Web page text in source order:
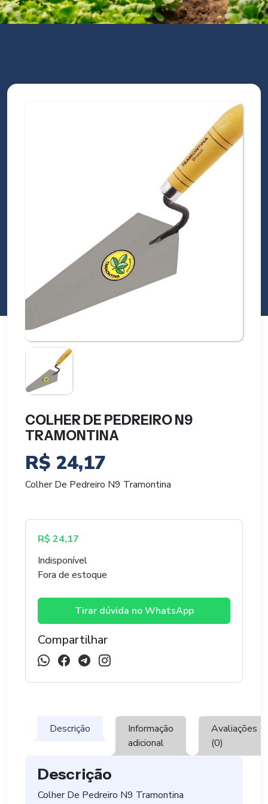
COLHER DE PEDREIRO N9
TRAMONTINA
R$ 24,17
Colher De Pedreiro N9 Tramontina
R$ 24,17
Indisponível
Fora de estoque
Tirar dúvida no WhatsApp
Compartilhar
Descrição
Informação
adicional
Avaliações
(0)
Descrição
Colher De Pedreiro N9 Tramontina